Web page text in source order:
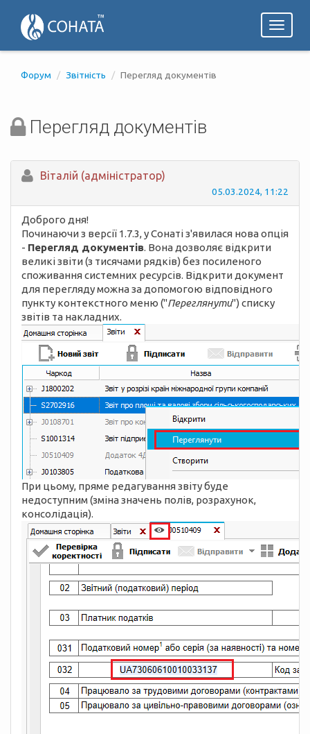
Toggle
Форум Звітність Перегляд документів
Перегляд документів
Вiталій (адміністратор)
05.03.2024, 11:22
Доброго дня!
Починаючи з версії 1.7.3, у Сонаті з'явилася нова опція
- Перегляд документів. Вона дозволяє відкрити
великі звіти (з тисячами рядків) без посиленого
споживання системних ресурсів. Відкрити документ
для перегляду можна за допомогою відповідного
пункту контекстного меню ("Переглянути") списку
звітів та накладних.
При цьому, пряме редагування звіту буде
недоступним (зміна значень полів, розрахунок,
консолідація).